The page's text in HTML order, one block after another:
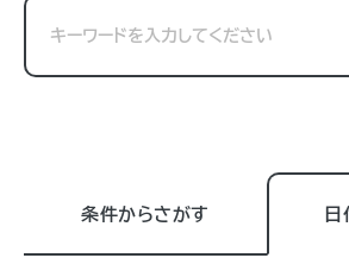
条件からさがす 日